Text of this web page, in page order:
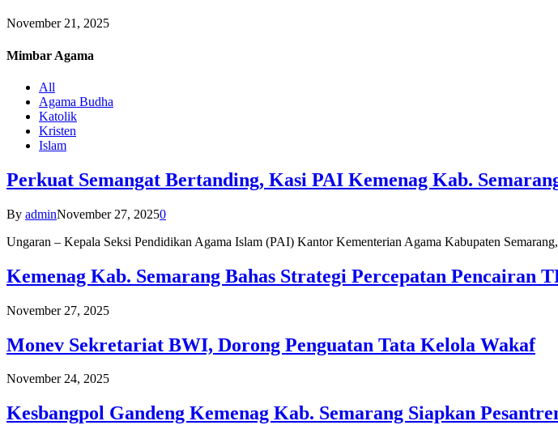
November 21, 2025
Mimbar Agama
All
Agama Budha
Katolik
Kristen
Islam
Perkuat Semangat Bertanding, Kasi PAI Kemenag Kab.
By adminNovember 27, 20250
Ungaran – Kepala Seksi Pendidikan Agama Islam (PAI) Kantor Kementerian Agama Kabupaten
Kemenag Kab. Semarang Bahas Strategi Percepatan Pencairan
November 27, 2025
Monev Sekretariat BWI, Dorong Penguatan Tata Kelola Wakaf
November 24, 2025
Kesbangpol Gandeng Kemenag Kab. Semarang Siapkan